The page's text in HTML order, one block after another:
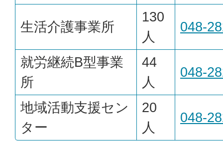
生活介護事業所
130
人
048-
就労継続B型事業
所
44
人
048-
地域活動支援セン
ター
20
人
048-